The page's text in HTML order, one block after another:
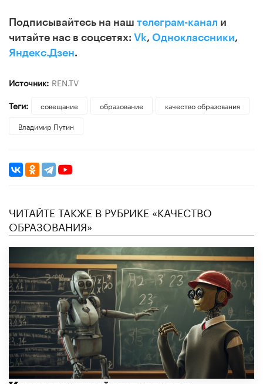
Подписывайтесь на наш телеграм-канал и
читайте нас в соцсетях: Vk, Одноклассники,
Яндекс.Дзен.
Источник: REN.TV
Теги:
совещание образование
качество образования
Владимир Путин
ЧИТАЙТЕ ТАКЖЕ В РУБРИКЕ «КАЧЕСТВО
ОБРАЗОВАНИЯ»